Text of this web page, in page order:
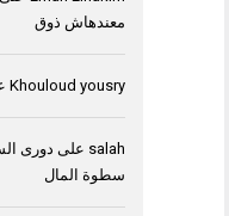
معندهاش ذوق
Khouloud yousry
salah على دورى
سطوة المال